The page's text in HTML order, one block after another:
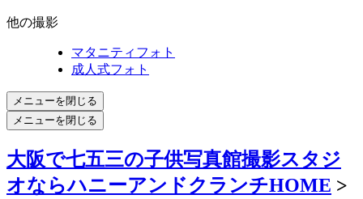
他の撮影
マタニティフォト
成人式フォト
メニューを閉じる
メニューを閉じる
大阪で七五三の子供写真館撮影スタジ
オならハニーアンドクランチHOME >